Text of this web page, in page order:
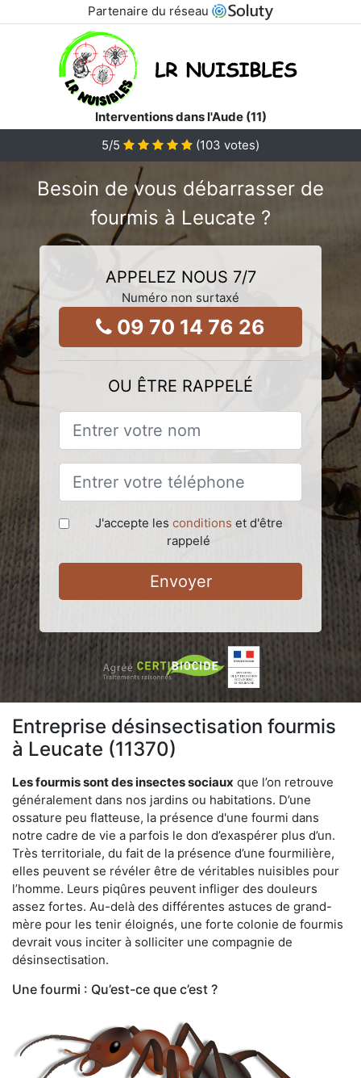
Partenaire du réseau
Interventions dans l'Aude (11)
5/5 (103 votes)
Besoin de vous débarrasser de
fourmis à Leucate ?
APPELEZ NOUS 7/7
Numéro non surtaxé
09 70 14 76 26
OU ÊTRE RAPPELÉ
J'accepte les conditions et d'être
rappelé
Envoyer
Entreprise désinsectisation fourmis
à Leucate (11370)
Les fourmis sont des insectes sociaux que l’on retrouve
généralement dans nos jardins ou habitations. D’une
ossature peu flatteuse, la présence d'une fourmi dans
notre cadre de vie a parfois le don d’exaspérer plus d’un.
Très territoriale, du fait de la présence d’une fourmilière,
elles peuvent se révéler être de véritables nuisibles pour
l’homme. Leurs piqûres peuvent infliger des douleurs
assez fortes. Au-delà des différentes astuces de grand-
mère pour les tenir éloignés, une forte colonie de fourmis
devrait vous inciter à solliciter une compagnie de
désinsectisation.
Une fourmi : Qu’est-ce que c’est ?